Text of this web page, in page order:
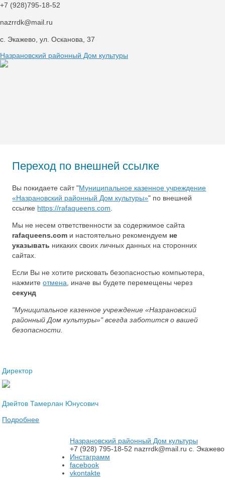
+7 (928)795-18-52
nazrrdk@mail.ru
с. Экажево, ул. Осканова, 37
Назрановский районный Дом культуры
Переход по внешней ссылке
Вы покидаете сайт "Муниципальное казенное учреждение
«Назрановский районный Дом культуры»" по внешней
ссылке https://rafaqueens.com
Мы не несем ответственности за содержимое сайта
rafaqueens.com и настоятельно рекомендуем не
указывать никаких своих личных данных на сторонних
сайтах.
Если Вы не хотите рисковать безопасностью компьютера,
нажмитеотмена , иначе вы будете перемещены через
секунд
"Муниципальное казенное учреждение «Назрановский
районный Дом культуры»" всегда заботится о вашей
безопасности.
Директор
Дзейтов Тамерлан Юнусович
Подробнее
Назрановский районный Дом культуры
+7 (928) 795-18-52 nazrrdk@mail.ru с.
Инстаграмм
facebook
vkontakte